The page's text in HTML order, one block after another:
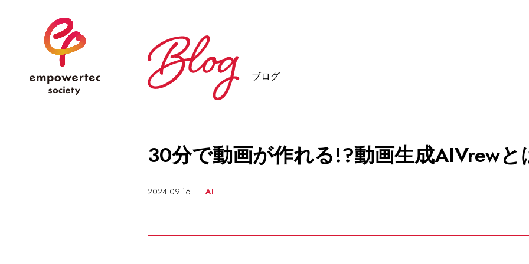
ブログ
30分で動画が作れる!?動画生成AIVrewと
2024.09.16 AI